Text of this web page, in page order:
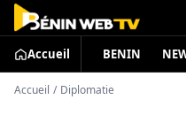
Accueil BENIN
Accueil / Diplomatie